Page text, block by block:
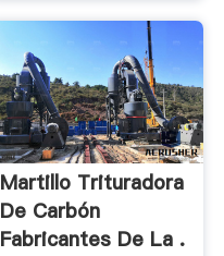
Martillo Trituradora
De Carbón
Fabricantes De La .